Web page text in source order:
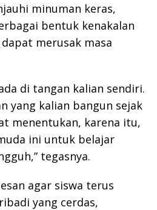
minuman keras,
bentuk kenakalan
merusak masa
di tangan kalian sendiri.
yang kalian bangun sejak
menentukan, karena itu,
ini untuk belajar
tegasnya.
agar siswa terus
yang cerdas,